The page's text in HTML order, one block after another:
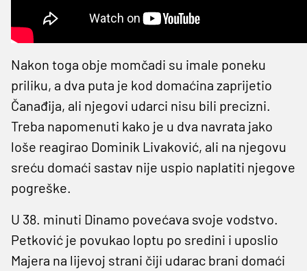
Nakon toga obje momčadi su imale poneku
priliku, a dva puta je kod domaćina zaprijetio
Čanađija, ali njegovi udarci nisu bili precizni.
Treba napomenuti kako je u dva navrata jako
loše reagirao Dominik Livaković, ali na njegovu
sreću domaći sastav nije uspio naplatiti njegove
pogreške.
U 38. minuti Dinamo povećava svoje vodstvo.
Petković je povukao loptu po sredini i uposlio
Majera na lijevoj strani čiji udarac brani domaći